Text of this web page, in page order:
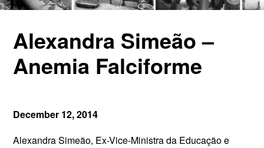
Alexandra Simeão –
Anemia Falciforme
December 12, 2014
Alexandra Simeão, Ex-Vice-Ministra da Educação e